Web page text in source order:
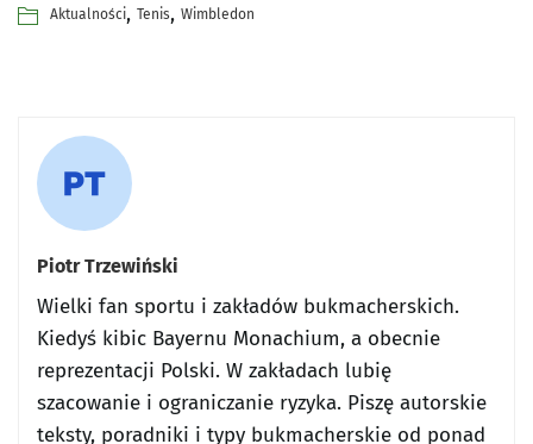
Aktualności, Tenis, Wimbledon
Piotr Trzewiński
Wielki fan sportu i zakładów bukmacherskich.
Kiedyś kibic Bayernu Monachium, a obecnie
reprezentacji Polski. W zakładach lubię
szacowanie i ograniczanie ryzyka. Piszę autorskie
teksty, poradniki i typy bukmacherskie od ponad